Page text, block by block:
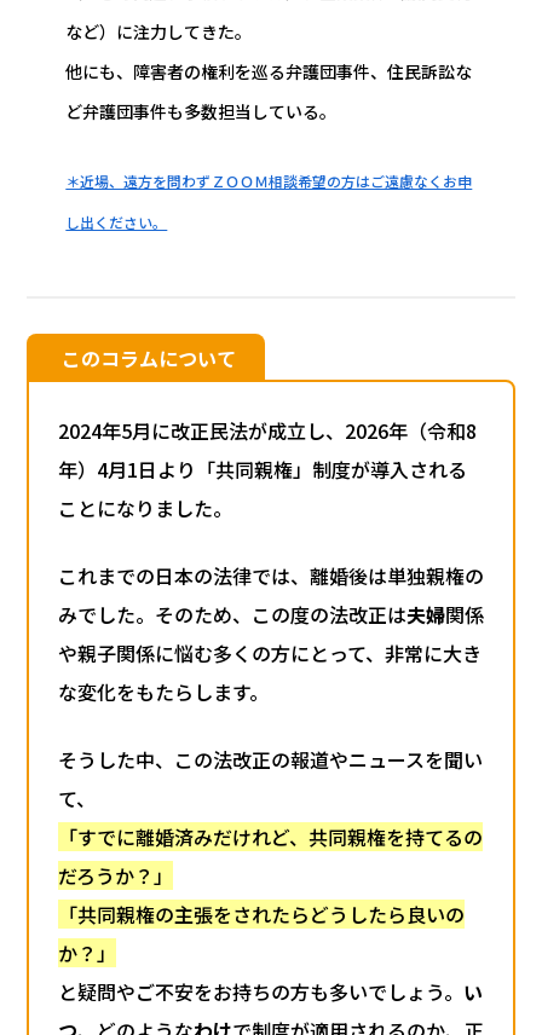
など）に注力してきた。
他にも、障害者の権利を巡る弁護団事件、住民訴訟な
ど弁護団事件も多数担当している。
＊近場、遠方を問わずＺＯＯＭ相談希望の方はご遠慮なくお申
し出ください。
このコラムについて
2024年5月に改正民法が成立し、2026年（令和8
年）4月1日より「共同親権」制度が導入される
ことになりました。
これまでの日本の法律では、離婚後は単独親権の
みでした。そのため、この度の法改正は夫婦関係
や親子関係に悩む多くの方にとって、非常に大き
な変化をもたらします。
そうした中、この法改正の報道やニュースを聞い
て、
「すでに離婚済みだけれど、共同親権を持てるの
だろうか？」
「共同親権の主張をされたらどうしたら良いの
か？」
と疑問やご不安をお持ちの方も多いでしょう。 い